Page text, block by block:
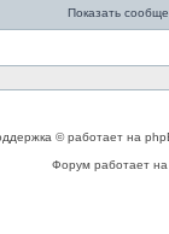
Показать
© работает на
Форум работает